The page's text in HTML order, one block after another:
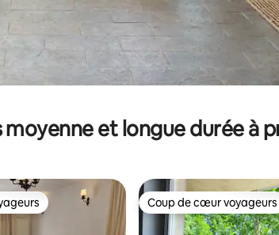
moyenne et longue durée à
Coup de cœur voyageurs
Coup de cœur voyageurs